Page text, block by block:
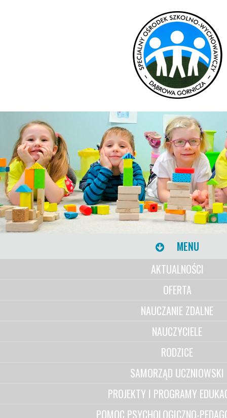
MENU
AKTUALNOŚCI
OFERTA
NAUCZANIE ZDALNE
NAUCZYCIELE
RODZICE
SAMORZĄD UCZNIOWSKI
PROJEKTY I PROGRAMY
POMOC PSYCHOLOGICZNO-